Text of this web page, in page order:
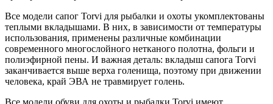
Все модели сапог Torvi для рыбалки и охоты укомплектованы
теплыми вкладышами. В них, в зависимости от температуры
использования, применены различные комбинации
современного многослойного нетканого полотна, фольги и
полиэфирной пены. И важная деталь: вкладыш сапога Torvi
заканчивается выше верха голенища, поэтому при движении
человека, край ЭВА не травмирует голень.
Все модели обуви для охоты и рыбалки Torvi имеют